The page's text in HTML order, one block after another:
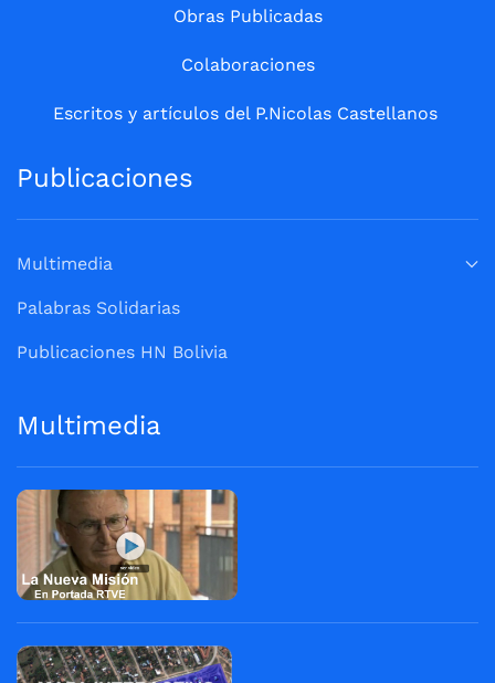
Obras Publicadas
Colaboraciones
Escritos y artículos del P.Nicolas Castellanos
Publicaciones
Multimedia
Palabras Solidarias
Publicaciones HN Bolivia
Multimedia